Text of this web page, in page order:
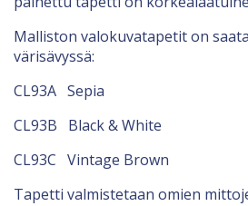
Malliston valokuvatapetit on
värisävyssä:
CL93A Sepia
CL93B Black & White
CL93C Vintage Brown
Tapetti valmistetaan omien